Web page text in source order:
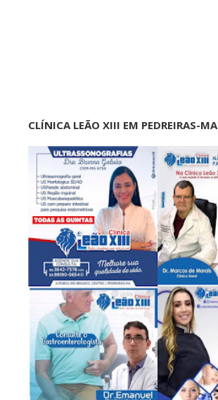
CLÍNICA LEÃO XIII EM PEDREIRAS-MA